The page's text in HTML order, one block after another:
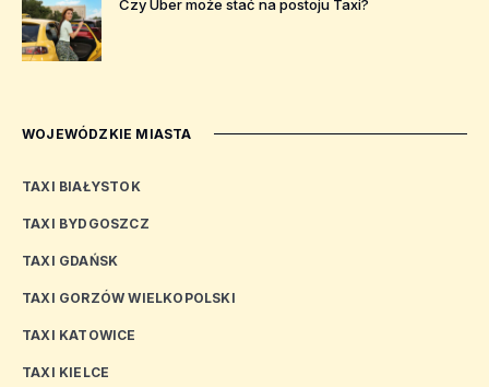
Czy Uber może stać na postoju Taxi?
WOJEWÓDZKIE MIASTA
TAXI BIAŁYSTOK
TAXI BYDGOSZCZ
TAXI GDAŃSK
TAXI GORZÓW WIELKOPOLSKI
TAXI KATOWICE
TAXI KIELCE